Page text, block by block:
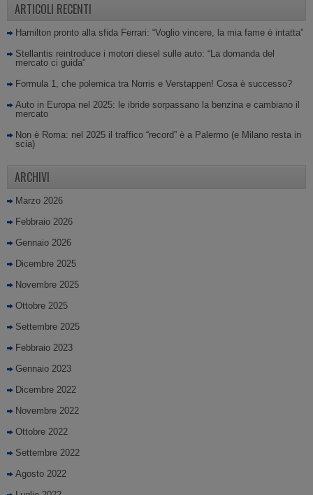
ARTICOLI RECENTI
Hamilton pronto alla sfida Ferrari: “Voglio vincere, la mia fame è intatta”
Stellantis reintroduce i motori diesel sulle auto: “La domanda del
mercato ci guida”
Formula 1, che polemica tra Norris e Verstappen! Cosa è successo?
Auto in Europa nel 2025: le ibride sorpassano la benzina e cambiano il
mercato
Non è Roma: nel 2025 il traffico “record” è a Palermo (e Milano resta in
scia)
ARCHIVI
Marzo 2026
Febbraio 2026
Gennaio 2026
Dicembre 2025
Novembre 2025
Ottobre 2025
Settembre 2025
Febbraio 2023
Gennaio 2023
Dicembre 2022
Novembre 2022
Ottobre 2022
Settembre 2022
Agosto 2022